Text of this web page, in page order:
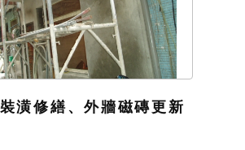
潢修繕、外牆磁磚更新